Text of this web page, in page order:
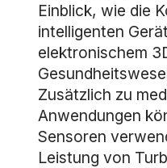
Einblick, wie die
intelligenten
elektronischem
Zusätzlich zu
Anwendungen
Sensoren
Leistung von